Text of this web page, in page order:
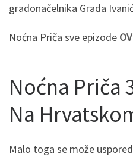
gradonačelnika Grada
Noćna Priča sve epizode
Noćna Priča
Na
Malo toga se može